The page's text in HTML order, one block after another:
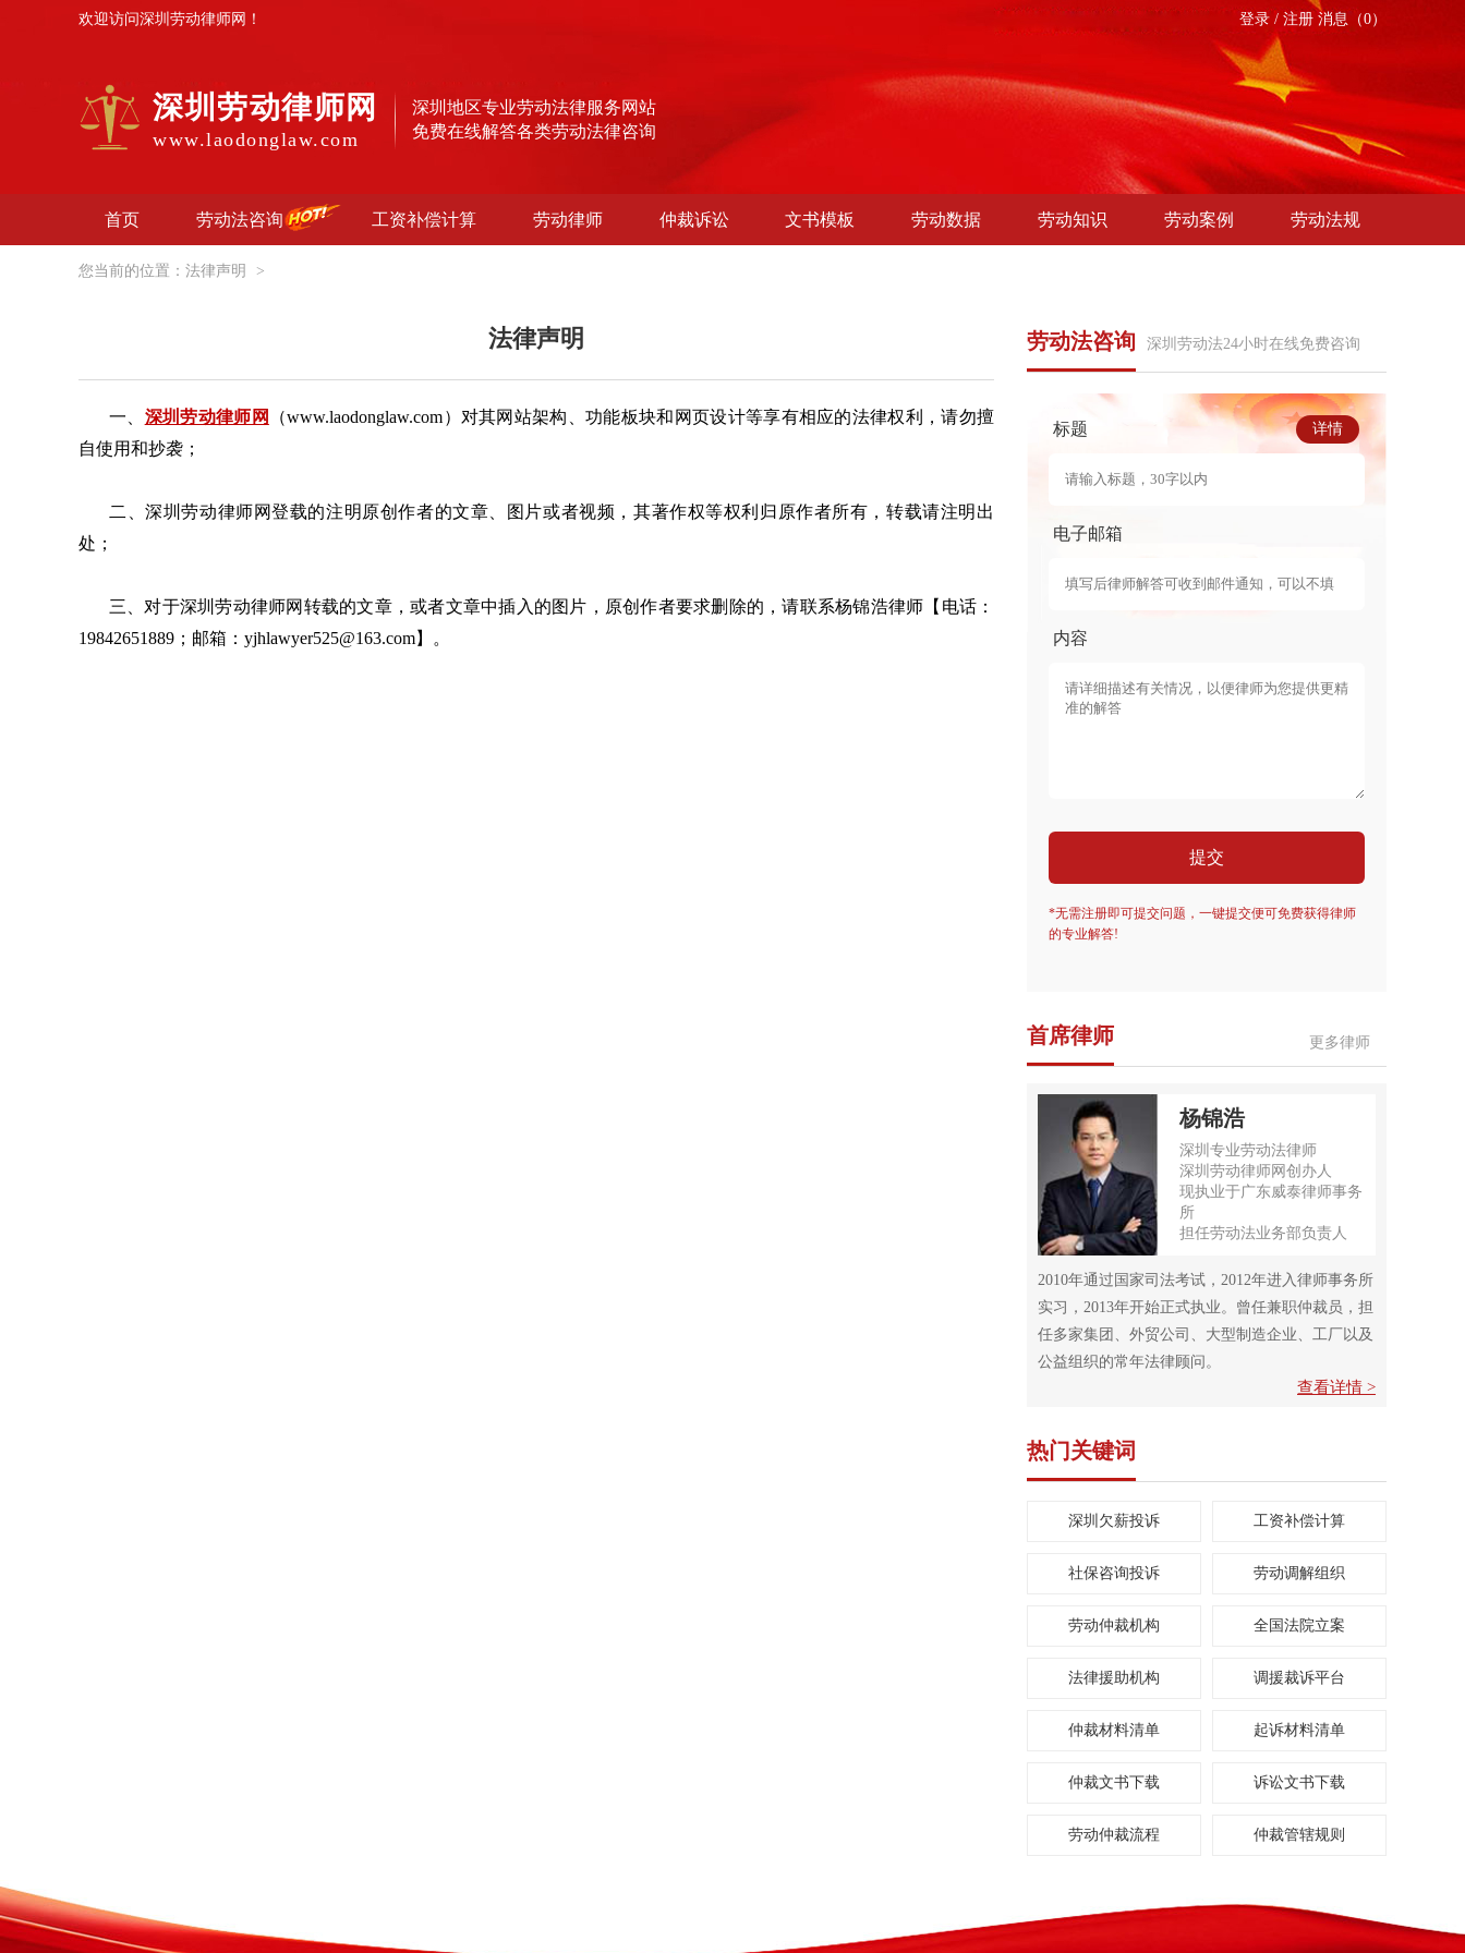
欢迎访问深圳劳动律师网！ 登录 / 注册 消息（0）
深圳劳动律师网
www.laodonglaw.com
深圳地区专业劳动法律服务网站
免费在线解答各类劳动法律咨询
首页 劳动法咨询 工资补偿计算 劳动律师 仲裁诉讼 文书模板 劳动数据 劳动知识 劳动案例 劳动法规
您当前的位置： 法律声明 >
法律声明
一、 深圳劳动律师网
（www.laodonglaw.com）对其网站架构、功能板块和网页设计等享有相应的法律权利，请勿擅
自使用和抄袭；
二、深圳劳动律师网登载的注明原创作者的文章、图片或者视频，其著作权等权利归原作者所有，转载请注明出
处；
三、对于深圳劳动律师网转载的文章，或者文章中插入的图片，原创作者要求删除的，请联系杨锦浩律师【电话：
19842651889；邮箱：yjhlawyer525@163.com】。
劳动法咨询 深圳劳动法24小时在线免费咨询
详情
标题
电子邮箱
内容
提交
*无需注册即可提交问题，一键提交便可免费获得律师
的专业解答!
首席律师 更多律师
杨锦浩
深圳专业劳动法律师
深圳劳动律师网创办人
现执业于广东威泰律师事务
所
担任劳动法业务部负责人
2010年通过国家司法考试，2012年进入律师事务所
实习，2013年开始正式执业。曾任兼职仲裁员，担
任多家集团、外贸公司、大型制造企业、工厂以及
公益组织的常年法律顾问。
查看详情 >
热门关键词
深圳欠薪投诉 工资补偿计算
社保咨询投诉 劳动调解组织
劳动仲裁机构 全国法院立案
法律援助机构 调援裁诉平台
仲裁材料清单 起诉材料清单
仲裁文书下载 诉讼文书下载
劳动仲裁流程 仲裁管辖规则